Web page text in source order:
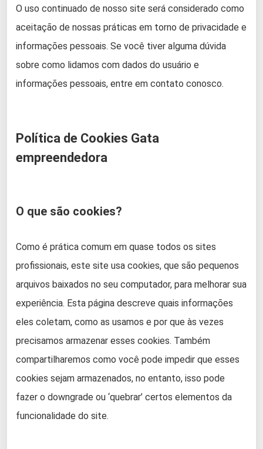
O uso continuado de nosso site será considerado como
aceitação de nossas práticas em torno de privacidade e
informações pessoais. Se você tiver alguma dúvida
sobre como lidamos com dados do usuário e
informações pessoais, entre em contato conosco.
Política de Cookies Gata
empreendedora
O que são cookies?
Como é prática comum em quase todos os sites
profissionais, este site usa cookies, que são pequenos
arquivos baixados no seu computador, para melhorar sua
experiência. Esta página descreve quais informações
eles coletam, como as usamos e por que às vezes
precisamos armazenar esses cookies. Também
compartilharemos como você pode impedir que esses
cookies sejam armazenados, no entanto, isso pode
fazer o downgrade ou ‘quebrar’ certos elementos da
funcionalidade do site.